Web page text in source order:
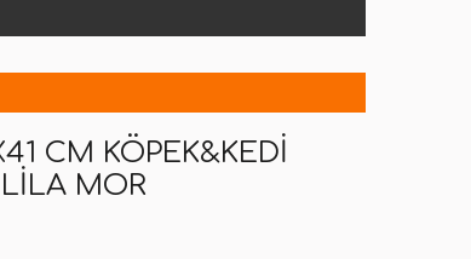
CM KÖPEK&KEDI
MOR